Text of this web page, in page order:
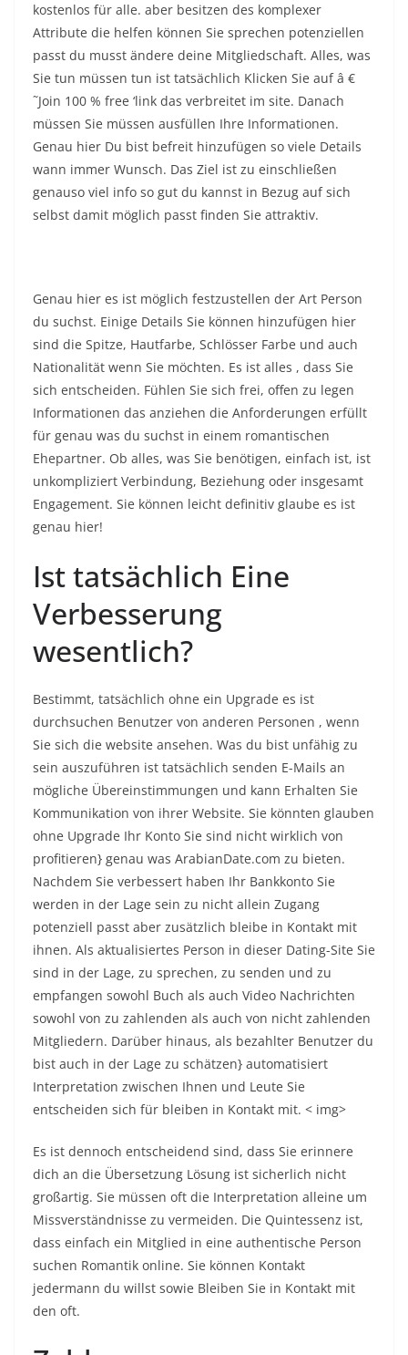
kostenlos für alle. aber besitzen des komplexer
Attribute die helfen können Sie sprechen potenziellen
passt du musst ändere deine Mitgliedschaft. Alles, was
Sie tun müssen tun ist tatsächlich Klicken Sie auf â €
˜Join 100 % free ‘link das verbreitet im site. Danach
müssen Sie müssen ausfüllen Ihre Informationen.
Genau hier Du bist befreit hinzufügen so viele Details
wann immer Wunsch. Das Ziel ist zu einschließen
genauso viel info so gut du kannst in Bezug auf sich
selbst damit möglich passt finden Sie attraktiv.
Genau hier es ist möglich festzustellen der Art Person
du suchst. Einige Details Sie können hinzufügen hier
sind die Spitze, Hautfarbe, Schlösser Farbe und auch
Nationalität wenn Sie möchten. Es ist alles , dass Sie
sich entscheiden. Fühlen Sie sich frei, offen zu legen
Informationen das anziehen die Anforderungen erfüllt
für genau was du suchst in einem romantischen
Ehepartner. Ob alles, was Sie benötigen, einfach ist, ist
unkompliziert Verbindung, Beziehung oder insgesamt
Engagement. Sie können leicht definitiv glaube es ist
genau hier!
Ist tatsächlich Eine
Verbesserung
wesentlich?
Bestimmt, tatsächlich ohne ein Upgrade es ist
durchsuchen Benutzer von anderen Personen , wenn
Sie sich die website ansehen. Was du bist unfähig zu
sein auszuführen ist tatsächlich senden E-Mails an
mögliche Übereinstimmungen und kann Erhalten Sie
Kommunikation von ihrer Website. Sie könnten glauben
ohne Upgrade Ihr Konto Sie sind nicht wirklich von
profitieren} genau was ArabianDate.com zu bieten.
Nachdem Sie verbessert haben Ihr Bankkonto Sie
werden in der Lage sein zu nicht allein Zugang
potenziell passt aber zusätzlich bleibe in Kontakt mit
ihnen. Als aktualisiertes Person in dieser Dating-Site Sie
sind in der Lage, zu sprechen, zu senden und zu
empfangen sowohl Buch als auch Video Nachrichten
sowohl von zu zahlenden als auch von nicht zahlenden
Mitgliedern. Darüber hinaus, als bezahlter Benutzer du
bist auch in der Lage zu schätzen} automatisiert
Interpretation zwischen Ihnen und Leute Sie
entscheiden sich für bleiben in Kontakt mit. < img>
Es ist dennoch entscheidend sind, dass Sie erinnere
dich an die Übersetzung Lösung ist sicherlich nicht
großartig. Sie müssen oft die Interpretation alleine um
Missverständnisse zu vermeiden. Die Quintessenz ist,
dass einfach ein Mitglied in eine authentische Person
suchen Romantik online. Sie können Kontakt
jedermann du willst sowie Bleiben Sie in Kontakt mit
den oft.